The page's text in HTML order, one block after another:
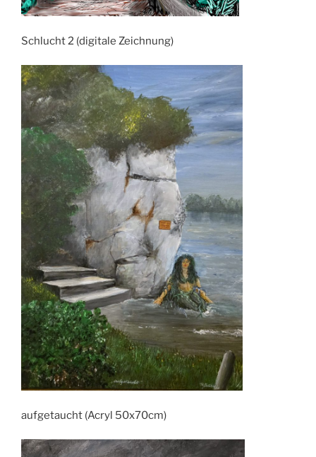
Schlucht 2 (digitale Zeichnung)
aufgetaucht (Acryl 50x70cm)